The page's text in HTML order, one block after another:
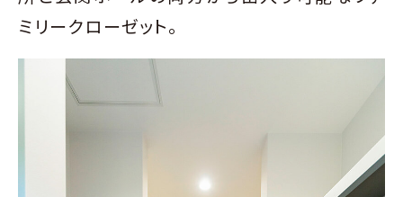
ミリークローゼット。